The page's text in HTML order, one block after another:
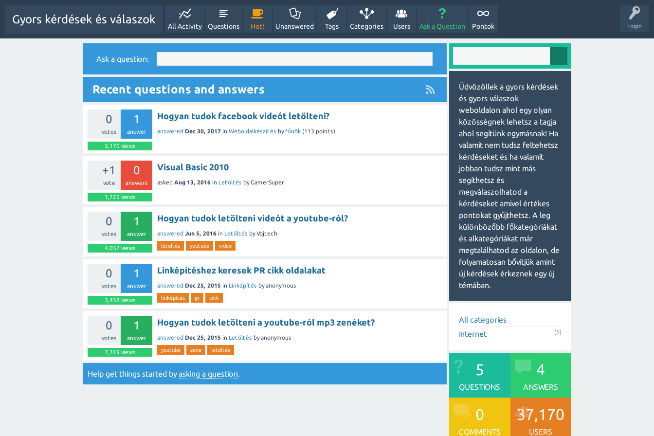
Login
Gyors kérdések és válaszok
All Activity Questions Hot! Unanswered Tags Categories Users Ask a Question Pontok
Ask a question:
Recent questions and answers
0
votes
1
answer
3,170views
Hogyan tudok facebook videót letölteni?
answered Dec 30, 2017 in Weboldalkészítés by főnök (113 points)
+1
vote
0
answers
1,725 views
Visual Basic 2010
asked Aug 13, 2016 in Letöltés byGamerSuper
0
votes
1
answer
4,052 views
Hogyan tudok letölteni videót a youtube-ról?
answered Jun 5, 2016 in Letöltés byVojtech
letöltés youtube videó
0
votes
1
answer
3,458 views
Linképítéshez keresek PR cikk oldalakat
answered Dec 25, 2015 in Linképítés byanonymous
linképítés pr cikk
0
votes
1
answer
7,319 views
Hogyan tudok letölteni a youtube-ról mp3 zenéket?
answered Dec 25, 2015 in Letöltés byanonymous
youtube zene letöltés
Help get things started byasking a question.
Üdvözöllek a gyors kérdések
és gyors válaszok
weboldalon ahol egy olyan
közösségnek lehetsz a tagja
ahol segítünk egymásnak! Ha
valamit nem tudsz feltehetsz
kérdéseket és ha valamit
jobban tudsz mint más
segíthetsz és
megválaszolhatod a
kérdéseket amivel értékes
pontokat gyűjthetsz. A leg
különbözőbb főkategóriákat
és alkategóriákat már
megtalálhatod az oldalon, de
folyamatosan bővítjük amint
új kérdések érkeznek egy új
témában.
All categories
Internet
(5)
5
QUESTIONS
4
ANSWERS
0
COMMENTS
37,170
USERS